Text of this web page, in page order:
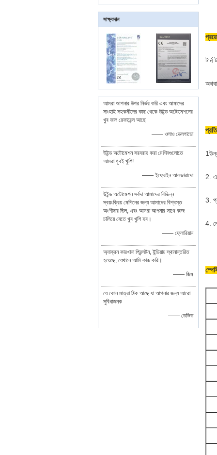
সাক্ষ্যদান
আমরা আপনার উপর নির্ভর করি এবং আমাদের
সাংহাই সহকর্মীদের কাছ থেকে উইন্ড অটোমেশনের
খুব ভাল রেফারেন্স আছে
—— ওলাও ডেলগাডো
উইন্ড অটোমেশন সরবরাহ করা মেশিনগুলোতে
আমরা খুবই খুশি!
—— ইফ্রেইন আলভারাদো
উইন্ড অটোমেশন সর্বদা আমাদের বিভিন্ন
স্বয়ংক্রিয় মেশিনের জন্য আমাদের বিশ্বস্ত
অংশীদার ছিল, এবং আমরা আপনার সাথে কাজ
চালিয়ে যেতে খুব খুশি হব।
—— ফ্লোরিয়ান
অ্যাক্রন কারখানা প্রিন্সটন, ইন্ডিয়ায় স্থানান্তরিত
হয়েছে, যেখানে আমি কাজ করি।
—— জিম
যে কোন মাত্রা ঠিক আছে যা আপনার জন্য আরো
সুবিধাজনক
—— ডেভিড
2.
3.
4.